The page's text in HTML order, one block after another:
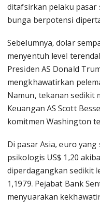
ditafsirkan pelaku pasar
bunga berpotensi
Sebelumnya, dolar
menyentuh level
Presiden AS Donald
mengkhawatirkan
Namun, tekanan sedikit
Keuangan AS Scott
komitmen Washington
Di pasar Asia, euro
psikologis US$ 1,20
diperdagangkan sedikit
1,1979. Pejabat Bank
menyuarakan